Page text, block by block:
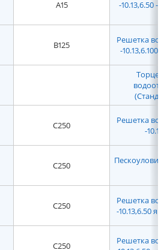
A15
-10.13,6.50 -
B125
Решетка
-10.13,6.100
C250
Решетка
-
C250
C250
Решетка
-10.13,6.50
C250
Решетка